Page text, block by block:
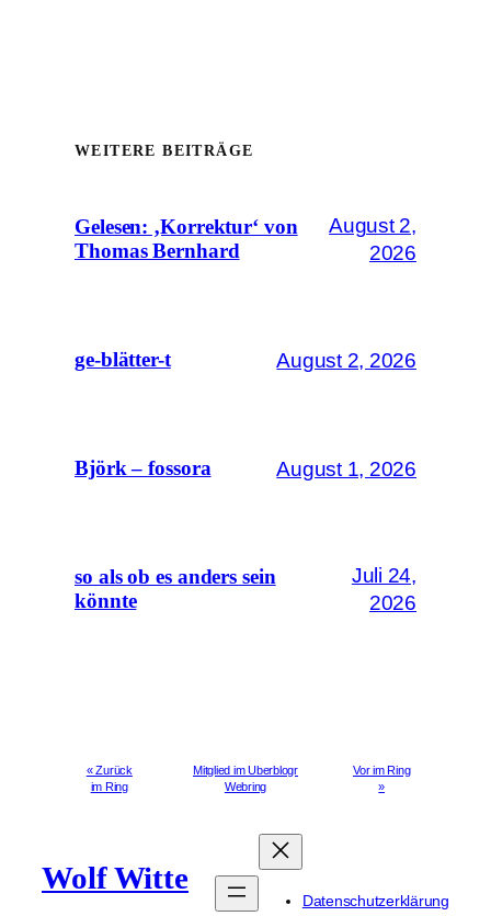
WEITERE BEITRÄGE
Gelesen: ‚Korrektur‘ von
Thomas Bernhard
August 2,
2026
ge-blätter-t August 2, 2026
Björk – fossora August 1, 2026
so als ob es anders sein
könnte
Juli 24,
2026
« Zurück
im Ring
Mitglied im Uberblogr
Webring
Vor im Ring
»
Wolf Witte
Datenschutzerklärung